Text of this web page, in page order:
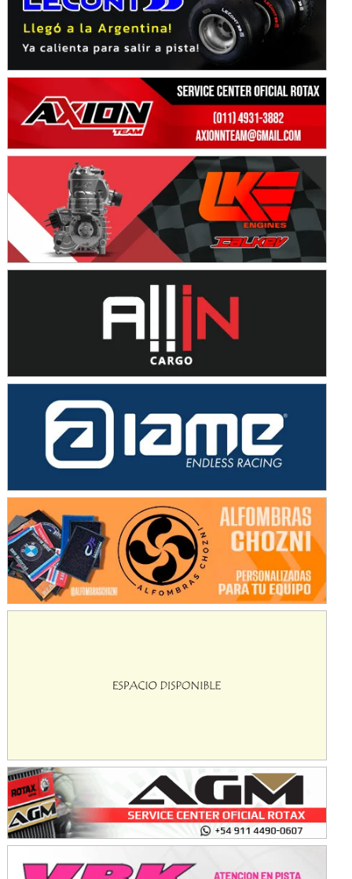
KDO - F6
Ciudad de Trenque Lauquen (Asfalto)
Trenque Lauquen (Buenos Aires)
ENTRERRIANO - F6 (POSTERGADA)
Parque de la Velocidad (Asfalto)
Villaguay (Entre Ríos)
VICTORIENSE - F7
El Cerro (Tierra)
Victoria (Entre Ríos)
PATAGONICO - F6
Moto Club Reginense (Tierra)
Gral. E. Godoy (Río Negro)
CSK - F7
NORESTE SANTAFESINO - F6
SUR SANTAFESINO - F4
Rufino (Santa Fe)
TUCUMANO - F5
Juan Navarro (Asfalto)
El Timbó (Tucumán)